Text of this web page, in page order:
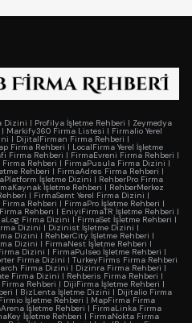
Dizini | Profilya İşletme Rehberi | Zeymedya
| Markify360 Firma Listesi | Firmalio Yerel
| DijitalFirman Firma Rehberi |
Firma Rehberi | LocalFirma Yerel İşletme
Firma Rehberi | FirmaEvreni Firma Rehberi |
Rehberi | FirmaPusula Firma Dizini |
Rehberi | FirmaAdres Firma Rehberi |
İşletme Dizini | RehberPro Firma
İşletme Rehberi | RehberMerkez
| FirmaSemt Yerel Firma Dizini |
Firma Rehberi | FirmaPro İşletme Rehberi |
Rehberi | EniyiFirmaTR İşletme Rehberi |
Firma Dizini |FirmaSet İşletme Rehberi |
Dizini | Dizinist İşletme Dizini |
Dizini | RehberCity İşletme Rehberi |
Dizini | FirmaNest İşletme Rehberi |
Dizini | FirmaPulseo İşletme Rehberi |
Firma Dizini | TurkeyFirms Firma Rehberi
Firma Dizini | Dizinra Firma Rehberi |
Firma Dizini | Rehberis Firma Rehberi |
Firma Rehberi | DijiFirma İşletme Rehberi |
| BizLenta İşletme Dizini | Dijitalio Firma
İşletme Rehberi | MapFirma Firma
İşletme Rehberi | FirmaLinka Firma
İşletme Rehberi | FirmaNokta Firma